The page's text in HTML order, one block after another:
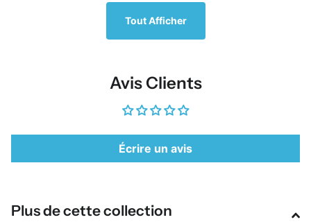
Tout Afficher
Avis Clients
Écrire un avis
Plus de cette collection